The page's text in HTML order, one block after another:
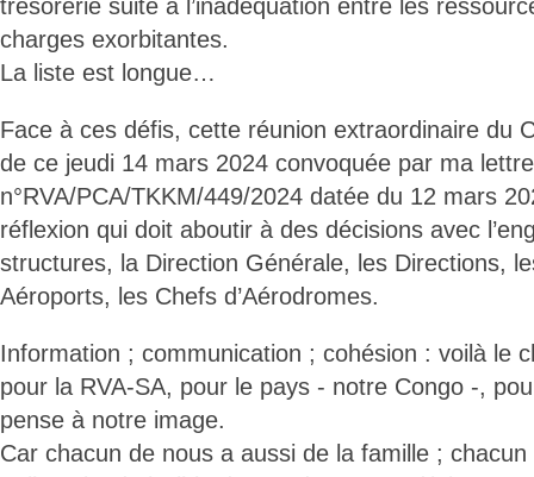
trésorerie suite à l’inadéquation entre les
charges exorbitantes.
La liste est longue…
Face à ces défis, cette réunion extraordinaire du
de ce jeudi 14 mars 2024 convoquée par ma lettre
n°RVA/PCA/TKKM/449/2024 datée du 12 mars
réflexion qui doit aboutir à des décisions avec
structures, la Direction Générale, les Directions,
Aéroports, les Chefs d’Aérodromes.
Information ; communication ; cohésion : voilà le
pour la RVA-SA, pour le pays - notre Congo -,
pense à notre image.
Car chacun de nous a aussi de la famille ;